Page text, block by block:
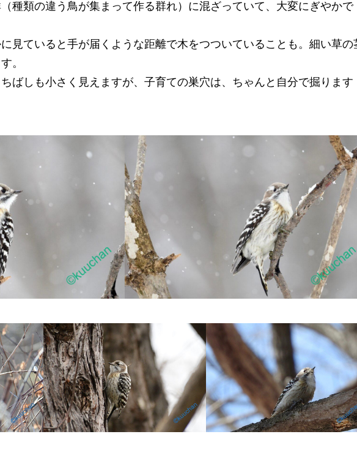
種類の違う鳥が集まって作る群れ）に混ざっていて、大変にぎやかで
見ていると手が届くような距離で木をつついていることも。細い草の
。
ばしも小さく見えますが、子育ての巣穴は、ちゃんと自分で掘ります